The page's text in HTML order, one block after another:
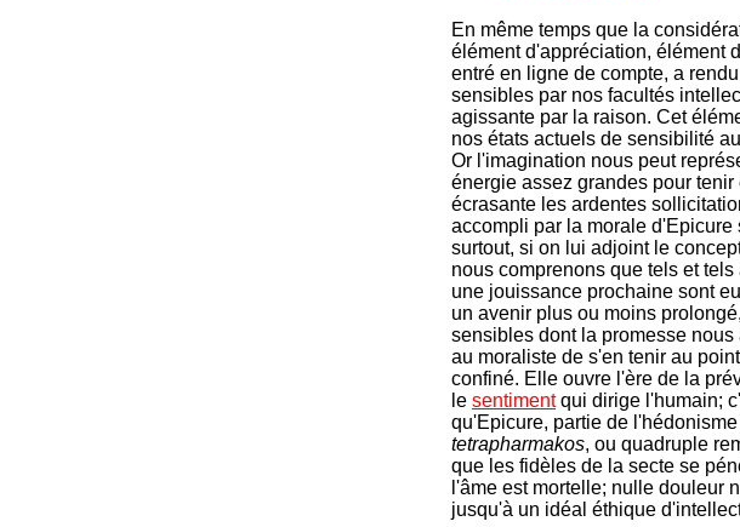
En même temps que la
élément d'appréciation, élément
entré en ligne de compte, a
sensibles par nos facultés
agissante par la raison. Cet
nos états actuels de sensibilité
Or l'imagination nous peut
énergie assez grandes pour
écrasante les ardentes
accompli par la morale d'Epicure
surtout, si on lui adjoint le
nous comprenons que tels et
une jouissance prochaine sont
un avenir plus ou moins
sensibles dont la promesse
au moraliste de s'en tenir au
confiné. Elle ouvre l'ère de la
le sentimentqui dirige l'humain;
qu'Epicure, partie de
tetrapharmakos, ou quadruple
que les fidèles de la secte se
l'âme est mortelle; nulle douleur
jusqu'à un idéal éthique